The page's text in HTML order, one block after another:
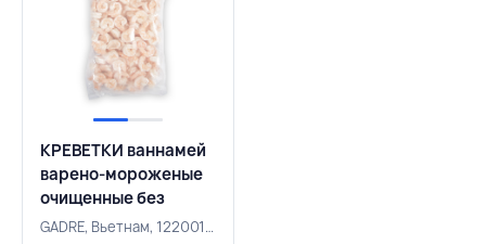
КРЕВЕТКИ ваннамей
варено-мороженые
очищенные без
хвоста 41/50 0,93
GADRE, Вьетнам, 122001711